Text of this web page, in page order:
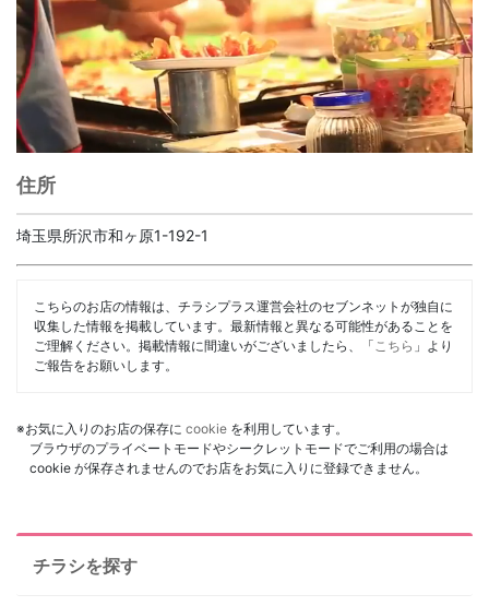
住所
埼玉県所沢市和ヶ原1-192-1
こちらのお店の情報は、チラシプラス運営会社のセブンネットが独自に
収集した情報を掲載しています。最新情報と異なる可能性があることを
ご理解ください。掲載情報に間違いがございましたら、「 こちら 」より
ご報告をお願いします。
※お気に入りのお店の保存に cookie を利用しています。
ブラウザのプライベートモードやシークレットモードでご利用の場合は
cookie が保存されませんのでお店をお気に入りに登録できません。
チラシを探す